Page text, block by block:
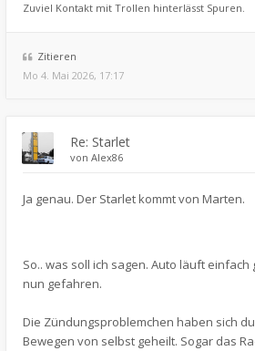
Zuviel Kontakt mit Trollen hinterlässt Spuren.
Zitieren
Mo 4. Mai 2026, 17:17
Re: Starlet
von Alex86
Ja genau. Der Starlet kommt von Marten.
So.. was soll ich sagen. Auto läuft einfach
nun gefahren.
Die Zündungsproblemchen haben sich
Bewegen von selbst geheilt. Sogar das